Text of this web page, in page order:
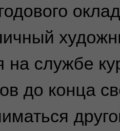
на службе
до конца